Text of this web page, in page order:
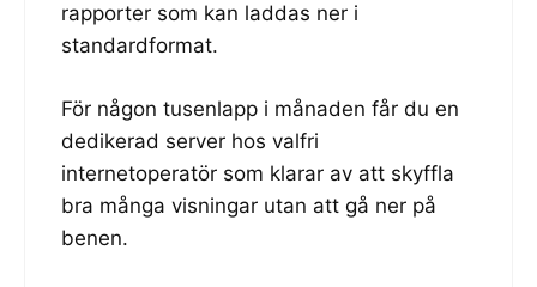
rapporter som kan laddas ner i
standardformat.
För någon tusenlapp i månaden får du en
dedikerad server hos valfri
internetoperatör som klarar av att skyffla
bra många visningar utan att gå ner på
benen.